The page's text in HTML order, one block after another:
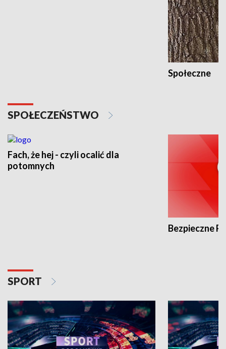
Społeczne
SPOŁECZEŃSTWO
Fach, że hej - czyli ocalić dla
potomnych
Bezpieczne
SPORT